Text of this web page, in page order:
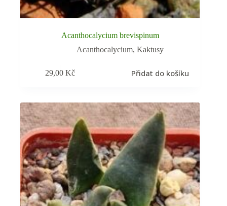
Acanthocalycium brevispinum
Acanthocalycium,Kaktusy
29,00Kč Přidat do košíku